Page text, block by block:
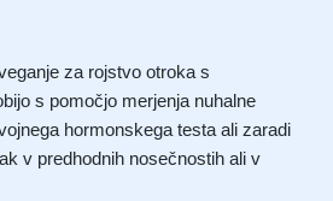
za rojstvo otroka s
s pomočjo merjenja nuhalne
hormonskega testa ali zaradi
v predhodnih nosečnostih ali v